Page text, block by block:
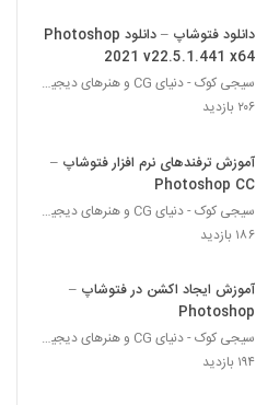
دانلود فتوشاپ – دانلود Photoshop
2021 v22.5.1.441 x64
سیجی کوک - دنیای CG و هنرهای دیجیتال
۲۰۶ بازدید
آموزش ترفندهای نرم افزار فتوشاپ –
Photoshop CC
سیجی کوک - دنیای CG و هنرهای دیجیتال
۱۸۶ بازدید
آموزش ایجاد اکشن در فتوشاپ –
Photoshop
سیجی کوک - دنیای CG و هنرهای دیجیتال
۱۹۴ بازدید